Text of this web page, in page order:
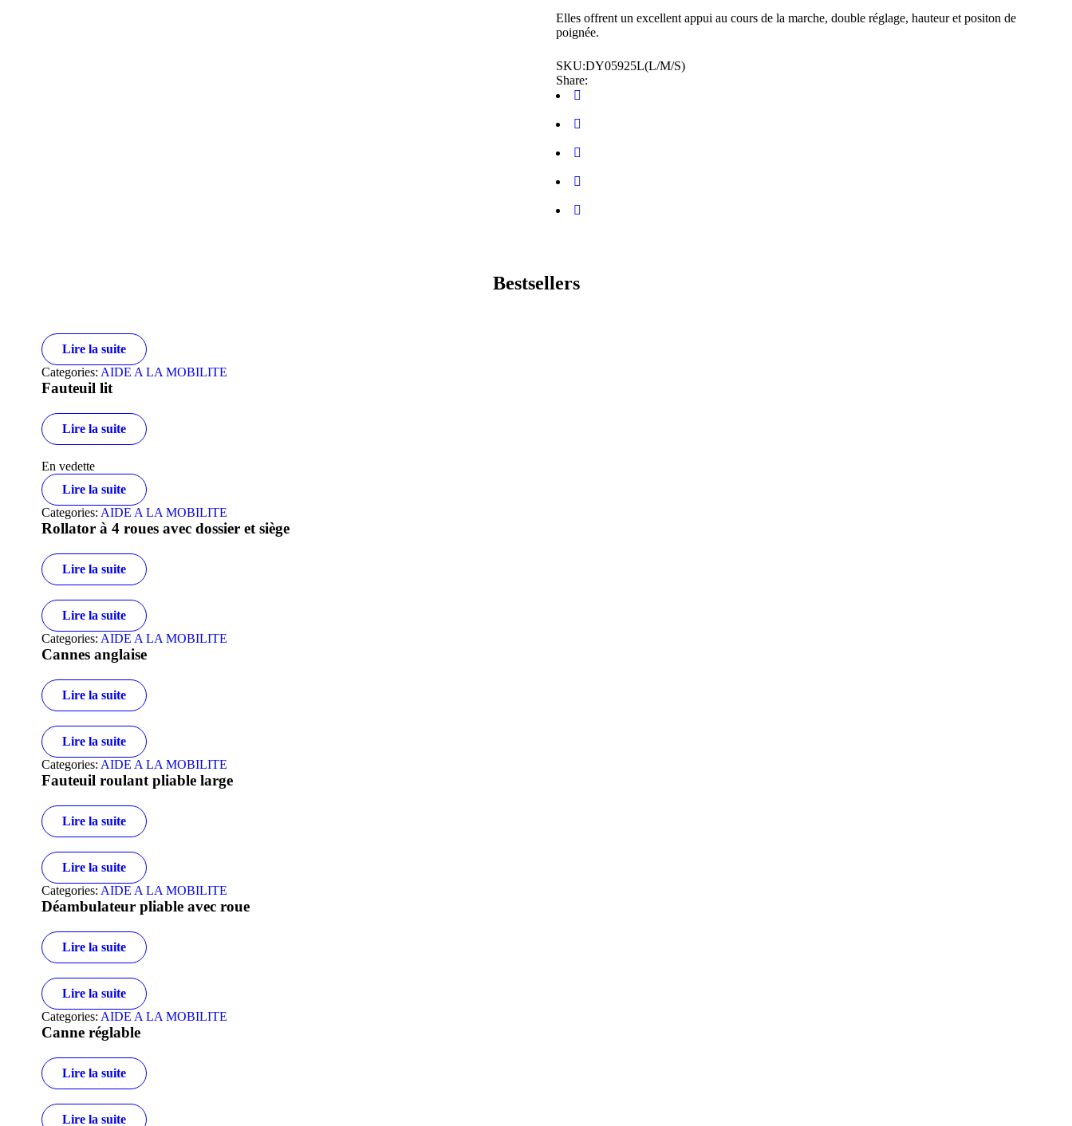
Elles offrent un excellent appui au cours de la marche, double réglage, hauteur et positon de
poignée.
SKU:DY05925L(L/M/S)
Share:
Bestsellers
Lire la suite
Categories: AIDE A LA MOBILITE
Fauteuil lit
Lire la suite
En vedette
Lire la suite
Categories: AIDE A LA MOBILITE
Rollator à 4 roues avec dossier et siège
Lire la suite
Lire la suite
Categories: AIDE A LA MOBILITE
Cannes anglaise
Lire la suite
Lire la suite
Categories: AIDE A LA MOBILITE
Fauteuil roulant pliable large
Lire la suite
Lire la suite
Categories: AIDE A LA MOBILITE
Déambulateur pliable avec roue
Lire la suite
Lire la suite
Categories: AIDE A LA MOBILITE
Canne réglable
Lire la suite
Lire la suite